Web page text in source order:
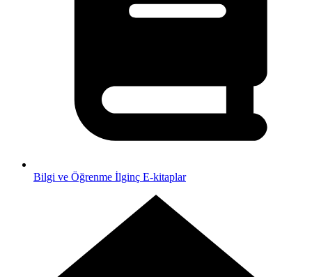
Bilgi ve Öğrenme İlginç E-kitaplar